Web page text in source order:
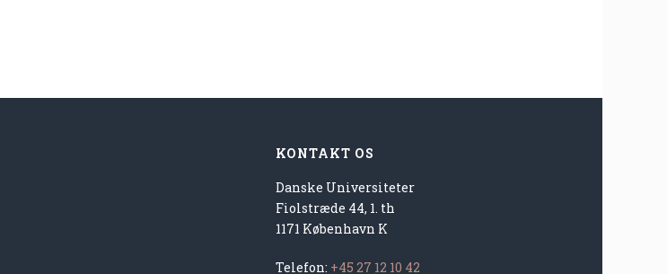
KONTAKT OS
Danske Universiteter
Fiolstræde 44, 1. th
1171 København K
Telefon: +45 27 12 10 42